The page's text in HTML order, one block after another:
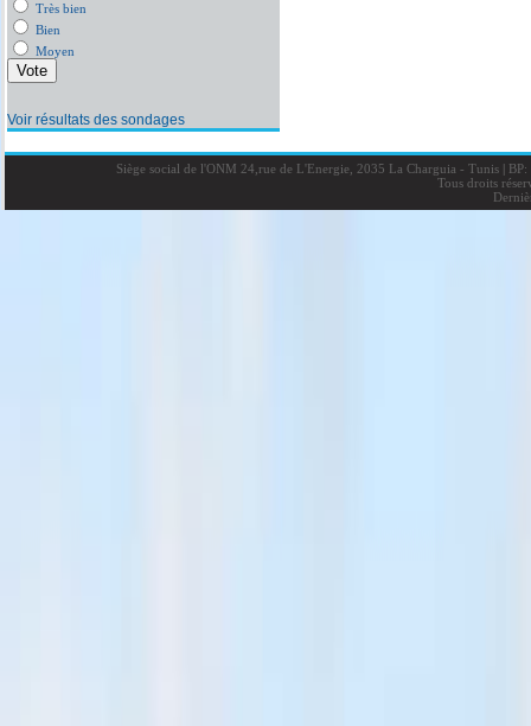
Très bien
Bien
Moyen
Voir résultats des sondages
Siège social de l'ONM 24,rue de L'Energie, 2035 La Charguia - Tunis |BP:
Tous droits